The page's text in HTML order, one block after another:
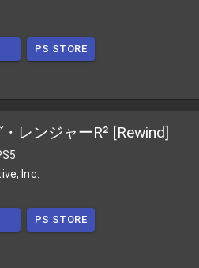
PS STORE
レンジャーR² [Rewind]
Inc.
PS STORE